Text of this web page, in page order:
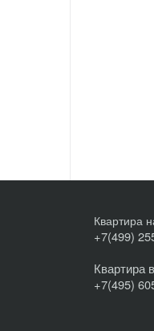
Квартира
+7(499)
Квартира
+7(495)